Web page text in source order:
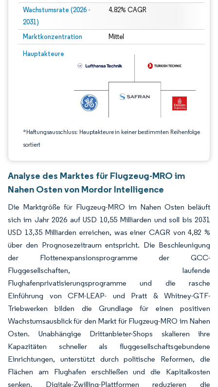
Wachstumsrate (2026 -
2031)
4.82% CAGR
Marktkonzentration Mittel
Hauptakteure
*Haftungsausschluss: Hauptakteure in keiner bestimmten Reihenfolge
sortiert
Bild © Mordor Intelligence. Wiederverwendung erfordert Namensnennung
Analyse des Marktes für Flugzeug-MRO im
Nahen Osten von Mordor Intelligence
Die Marktgröße für Flugzeug-MRO im Nahen Osten beläuft
sich im Jahr 2026 auf USD 10,55 Milliarden und soll bis 2031
USD 13,35 Milliarden erreichen, was einer CAGR von 4,82 %
über den Prognosezeitraum entspricht. Die Beschleunigung
der Flottenexpansionsprogramme der GCC-
Fluggesellschaften, laufende
Flughafenprivatisierungsprogramme und die rasche
Einführung von CFM-LEAP- und Pratt & Whitney-GTF-
Triebwerken bilden die Grundlage für einen positiven
Wachstumsausblick für den Markt für Flugzeug-MRO im Nahen
Osten. Unabhängige Drittanbieter-Shops skalieren ihre
Kapazitäten schneller als fluggesellschaftsgebundene
Einrichtungen, unterstützt durch politische Reformen, die
Flächen am Flughafen erschließen und die Kapitalkosten
senken. Digitale-Zwilling-Plattformen reduzieren die